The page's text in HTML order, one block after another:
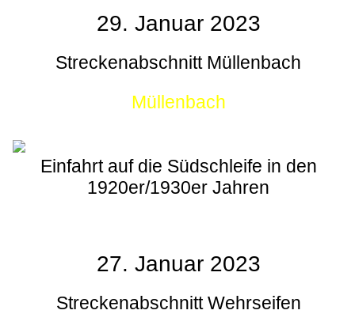
29. Januar 2023
Streckenabschnitt Müllenbach
Müllenbach
Einfahrt auf die Südschleife in den
1920er/1930er Jahren
27. Januar 2023
Streckenabschnitt Wehrseifen